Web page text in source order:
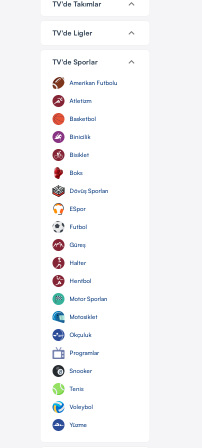
TV'de Takımlar keyboard_arrow_down
TV'de Ligler keyboard_arrow_down
TV'de Sporlar keyboard_arrow_down
Amerikan Futbolu
Atletizm
Basketbol
Binicilik
Bisiklet
Boks
Dövüş Sporları
ESpor
Futbol
Güreş
Halter
Hentbol
Motor Sporları
Motosiklet
Okçuluk
Programlar
Snooker
Tenis
Voleybol
Yüzme